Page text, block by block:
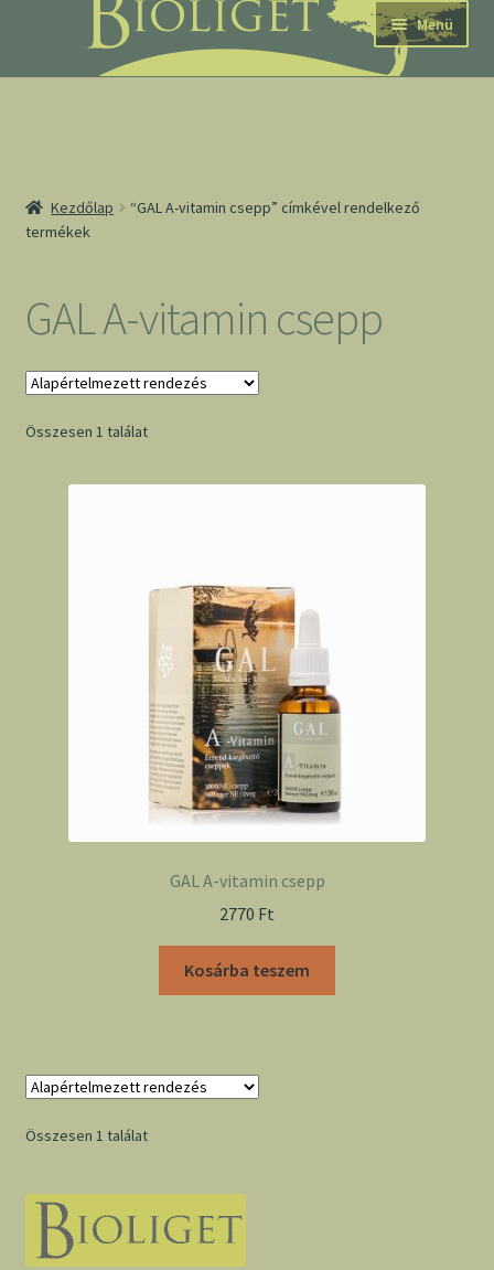
navigációhoz
tartalomba
Menü
Kezdőlap
“GAL A-vitamin csepp” címkével rendelkező
termékek
GAL A-vitamin csepp
Összesen 1 találat
GAL A-vitamin csepp
2770 Ft
Kosárba teszem
Összesen 1 találat